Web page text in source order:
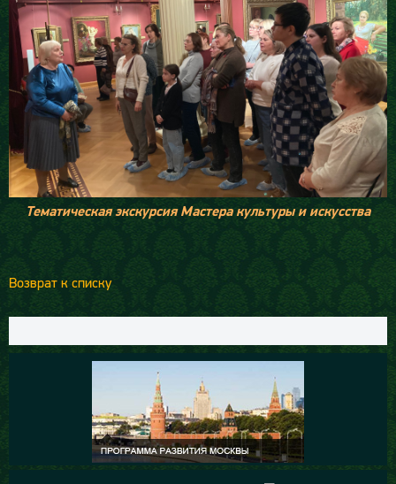
Тематическая экскурсия Мастера культуры и искусства
Возврат к списку